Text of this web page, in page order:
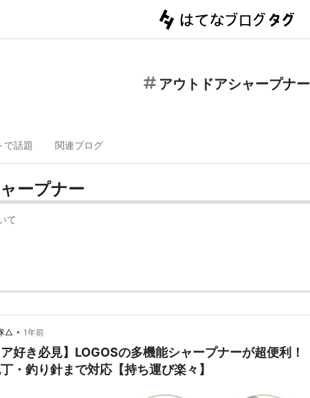
アウトドアシャープナー
で話題 関連ブログ
ープナー
て
△ • 1年前
ア好き必見】LOGOSの多機能シャープナーが超便利！
・釣り針まで対応【持ち運び楽々】